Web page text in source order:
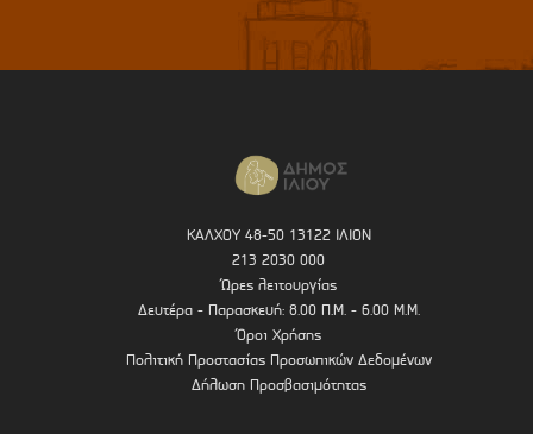
ΚΑΛΧΟΥ 48-50 13122 ΙΛΙΟΝ
213 2030 000
Ώρες λειτουργίας
Δευτέρα - Παρασκευή: 8.00 Π.Μ. - 6.00 Μ.Μ.
Όροι Χρήσης
Πολιτική Προστασίας Προσωπικών Δεδομένων
Δήλωση Προσβασιμότητας